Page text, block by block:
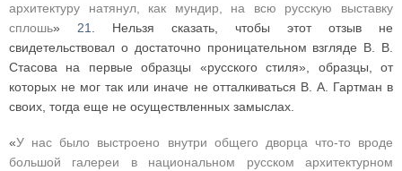
архитектуру натянул, как мундир, на всю русскую выставку
сплошь» 21
. Нельзя сказать, чтобы этот отзыв не
свидетельствовал о достаточно проницательном взгляде В. В.
Стасова на первые образцы «русского стиля», образцы, от
которых не мог так или иначе не отталкиваться В. А. Гартман в
своих, тогда еще не осуществленных замыслах.
«У нас было выстроено внутри общего дворца что-то вроде
большой галереи в национальном русском архитектурном